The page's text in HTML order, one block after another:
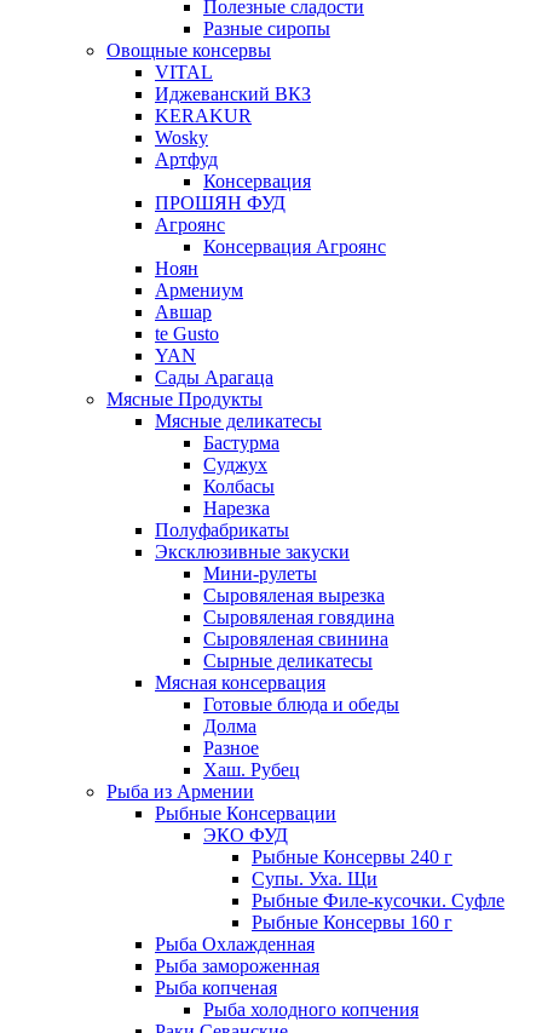
Полезные сладости
Разные сиропы
Овощные консервы
VITAL
Иджеванский ВКЗ
KERAKUR
Wosky
Артфуд
Консервация
ПРОШЯН ФУД
Агроянс
Консервация Агроянс
Ноян
Армениум
Авшар
te Gusto
YAN
Сады Арагаца
Мясные Продукты
Мясные деликатесы
Бастурма
Суджух
Колбасы
Нарезка
Полуфабрикаты
Эксклюзивные закуски
Мини-рулеты
Сыровяленая вырезка
Сыровяленая говядина
Сыровяленая свинина
Сырные деликатесы
Мясная консервация
Готовые блюда и обеды
Долма
Разное
Хаш. Рубец
Рыба из Армении
Рыбные Консервации
ЭКО ФУД
Рыбные Консервы 240 г
Супы. Уха. Щи
Рыбные Филе-кусочки. Суфле
Рыбные Консервы 160 г
Рыба Охлажденная
Рыба замороженная
Рыба копченая
Рыба холодного копчения